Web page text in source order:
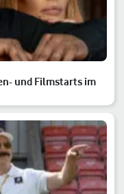
und Filmstarts im